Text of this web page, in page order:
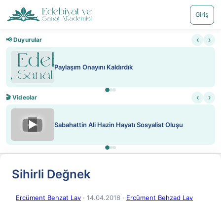
Giriş
📢 Duyurular ‹ ›
Paylaşım Onayını Kaldırdık
🎬 Videolar ‹ ›
▶ Sabahattin Ali Hazin Hayatı Sosyalist Oluşu
Sihirli Değnek
Ercüment Behzat Lav · 14.04.2016 · Ercüment Behzad Lav